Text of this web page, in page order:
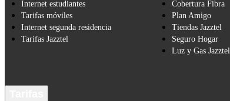
Internet estudiantes
Tarifas móviles
Internet segunda residencia
Tarifas Jazztel
Cobertura Fibra
Plan Amigo
Tiendas Jazztel
Seguro Hogar
Luz y Gas Jazztel